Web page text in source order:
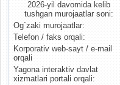
2026-yil davomida kelib
tushgan murojaatlar soni:
Og`zaki murojaatlar:
Telefon / faks orqali:
Korporativ web-sayt / e-mail
orqali
Yagona interaktiv davlat
xizmatlari portali orqali: